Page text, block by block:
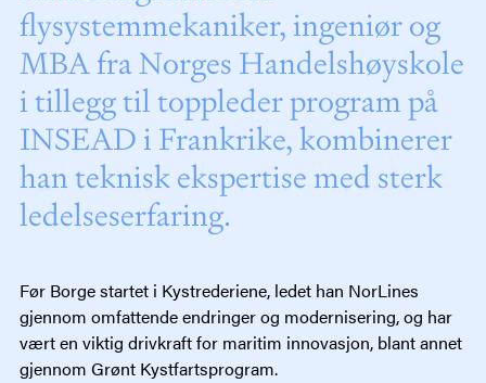
flysystemmekaniker, ingeniør og
MBA fra Norges Handelshøyskole
i tillegg til toppleder program på
INSEAD i Frankrike, kombinerer
han teknisk ekspertise med sterk
ledelseserfaring.
Før Borge startet i Kystrederiene, ledet han NorLines
gjennom omfattende endringer og modernisering, og har
vært en viktig drivkraft for maritim innovasjon, blant annet
gjennom Grønt Kystfartsprogram.